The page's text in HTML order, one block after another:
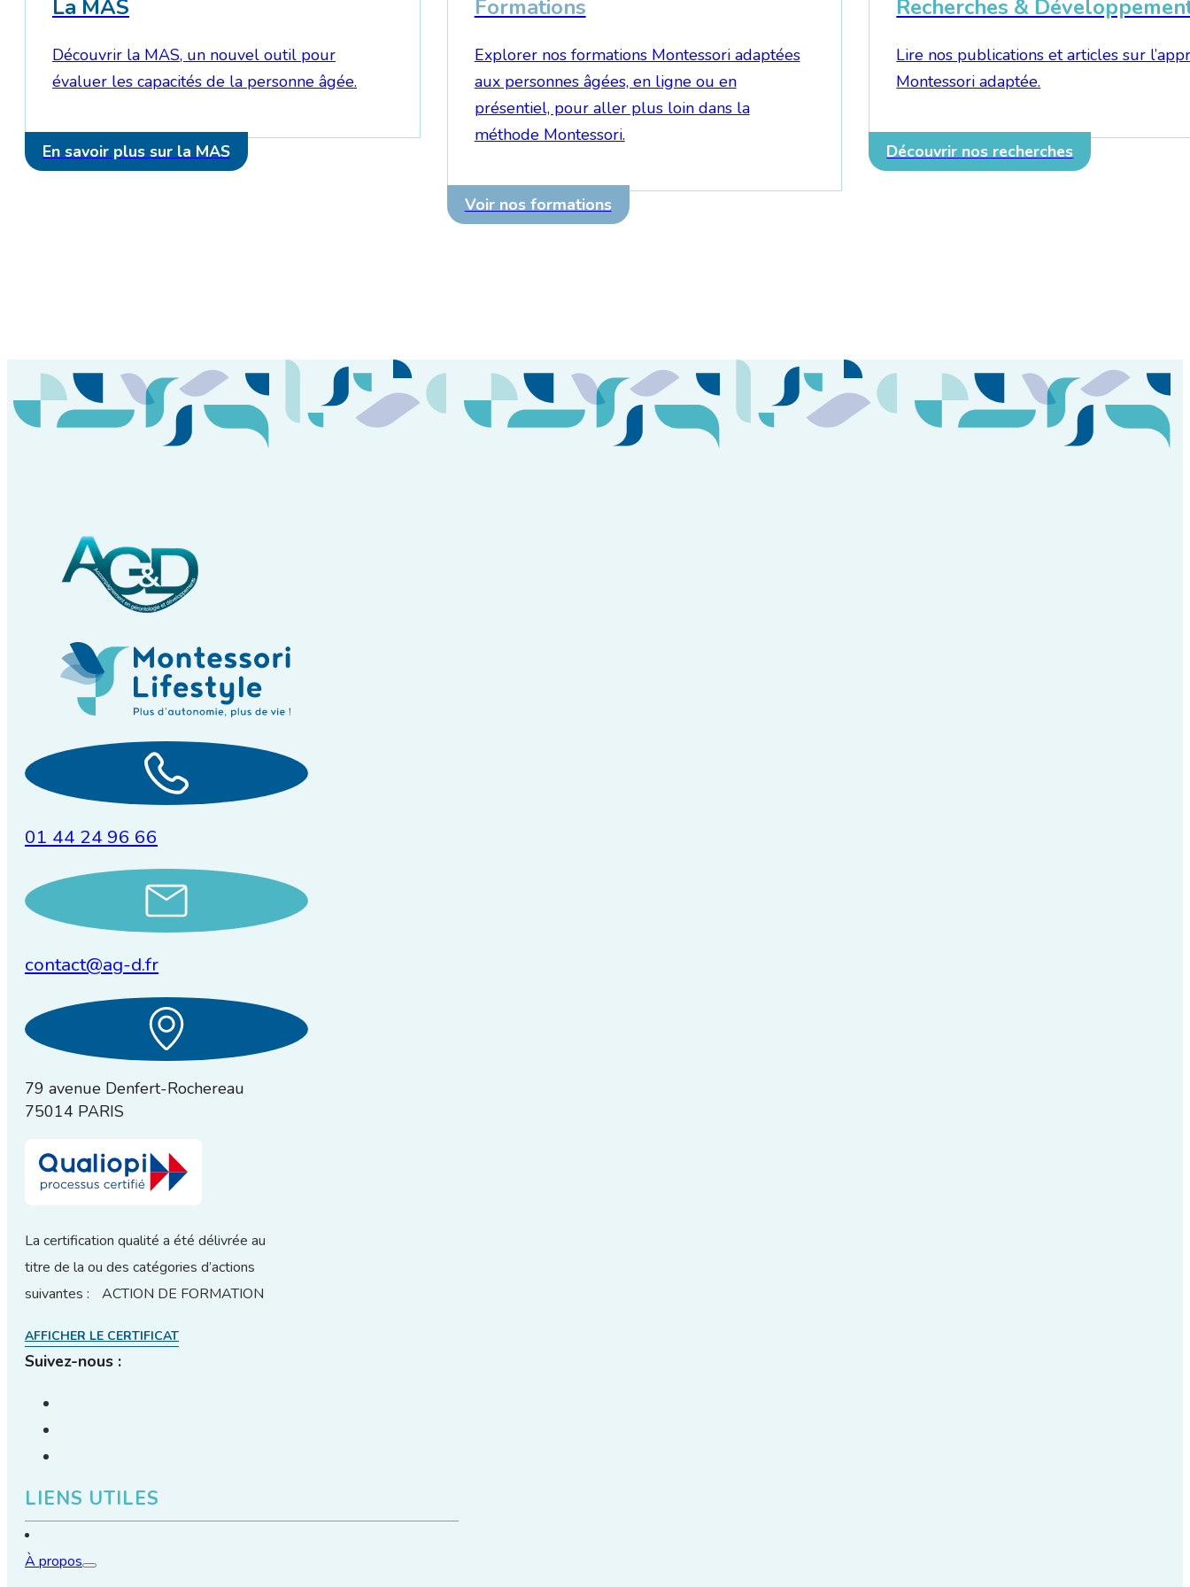
La MAS
Découvrir la MAS, un nouvel outil pour
évaluer les capacités de la personne âgée.
En savoir plus sur la MAS
Formations
Explorer nos formations Montessori adaptées
aux personnes âgées, en ligne ou en
présentiel, pour aller plus loin dans la
méthode Montessori.
Voir nos formations
Recherches &
Lire nos publications et articles sur
Montessori adaptée.
Découvrir nos recherches
01 44 24 96 66
contact@ag-d.fr
79 avenue Denfert-Rochereau
75014 PARIS
La certification qualité a été délivrée au
titre de la ou des catégories d’actions
suivantes : ACTION DE FORMATION
AFFICHER LE CERTIFICAT
Suivez-nous :
LIENS UTILES
À propos